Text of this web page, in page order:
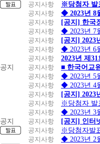
공지사항
※당첨자 발
공지사항
◆ 2023년 8
공지사항
[공지] 한국
공지사항
◆ 2023년 7
공지사항
[공지] 2023
공지사항
◆ 2023년 6
공지사항
2023년 제
공지
공지사항
■ 한국어교
공지사항
◆ 2023년 5
공지사항
◆ 2023년 4
공지사항
[공지] 2023
공지사항
※당첨자 발
공지사항
◆ 2023년 3
공지
공지사항
[공지] 인터
공지사항
※당첨자발
공지사항
◆ 2023년 2